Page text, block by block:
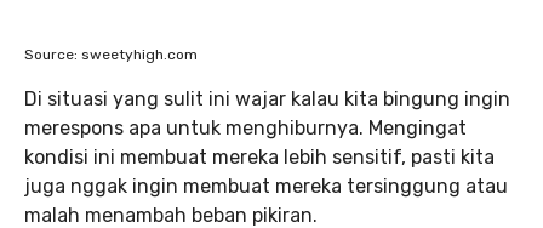
Source: sweetyhigh.com
Di situasi yang sulit ini wajar kalau kita bingung ingin
merespons apa untuk menghiburnya. Mengingat
kondisi ini membuat mereka lebih sensitif, pasti kita
juga nggak ingin membuat mereka tersinggung atau
malah menambah beban pikiran.